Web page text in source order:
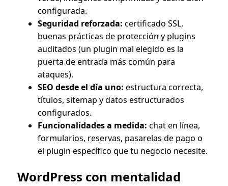
configurada.
Seguridad reforzada: certificado SSL,
buenas prácticas de protección y plugins
auditados (un plugin mal elegido es la
puerta de entrada más común para
ataques).
SEO desde el día uno: estructura correcta,
títulos, sitemap y datos estructurados
configurados.
Funcionalidades a medida: chat en línea,
formularios, reservas, pasarelas de pago o
el plugin específico que tu negocio necesite.
WordPress con mentalidad